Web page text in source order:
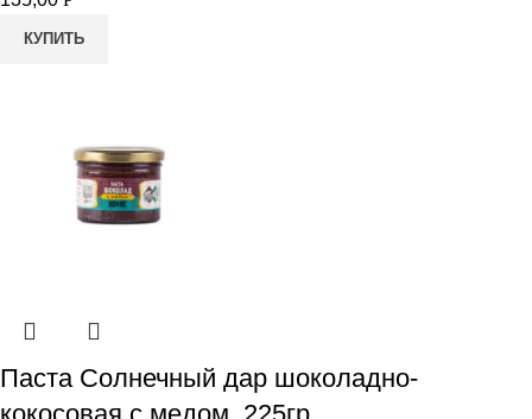
КУПИТЬ
Паста Солнечный дар шоколадно-